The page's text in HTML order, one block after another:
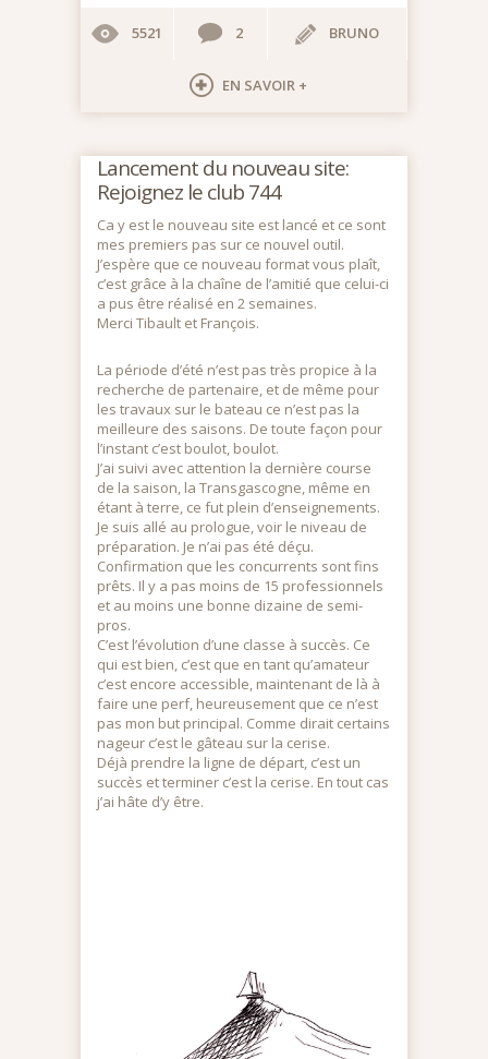
5521 2 BRUNO
EN SAVOIR +
Lancement du nouveau site:
Rejoignez le club 744
Ca y est le nouveau site est lancé et ce sont
mes premiers pas sur ce nouvel outil.
J’espère que ce nouveau format vous plaît,
c’est grâce à la chaîne de l’amitié que celui-ci
a pus être réalisé en 2 semaines.
Merci Tibault et François.
La période d’été n’est pas très propice à la
recherche de partenaire, et de même pour
les travaux sur le bateau ce n’est pas la
meilleure des saisons. De toute façon pour
l’instant c’est boulot, boulot.
J’ai suivi avec attention la dernière course
de la saison, la Transgascogne, même en
étant à terre, ce fut plein d’enseignements.
Je suis allé au prologue, voir le niveau de
préparation. Je n’ai pas été déçu.
Confirmation que les concurrents sont fins
prêts. Il y a pas moins de 15 professionnels
et au moins une bonne dizaine de semi-
pros.
C’est l’évolution d’une classe à succès. Ce
qui est bien, c’est que en tant qu’amateur
c’est encore accessible, maintenant de là à
faire une perf, heureusement que ce n’est
pas mon but principal. Comme dirait certains
nageur c’est le gâteau sur la cerise.
Déjà prendre la ligne de départ, c’est un
succès et terminer c’est la cerise. En tout cas
j’ai hâte d’y être.